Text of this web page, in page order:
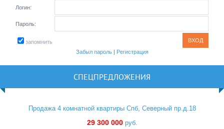
Логин:
Пароль:
запомнить
Забыл пароль| Регистрация
СПЕЦПРЕДЛОЖЕНИЯ
Продажа 4 комнатной квартиры Спб, Северный пр.д.18
29 300 000руб.